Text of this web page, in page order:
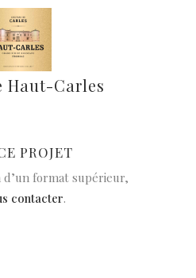
Haut-Carles
PROJET
d’un format supérieur,
contacter.